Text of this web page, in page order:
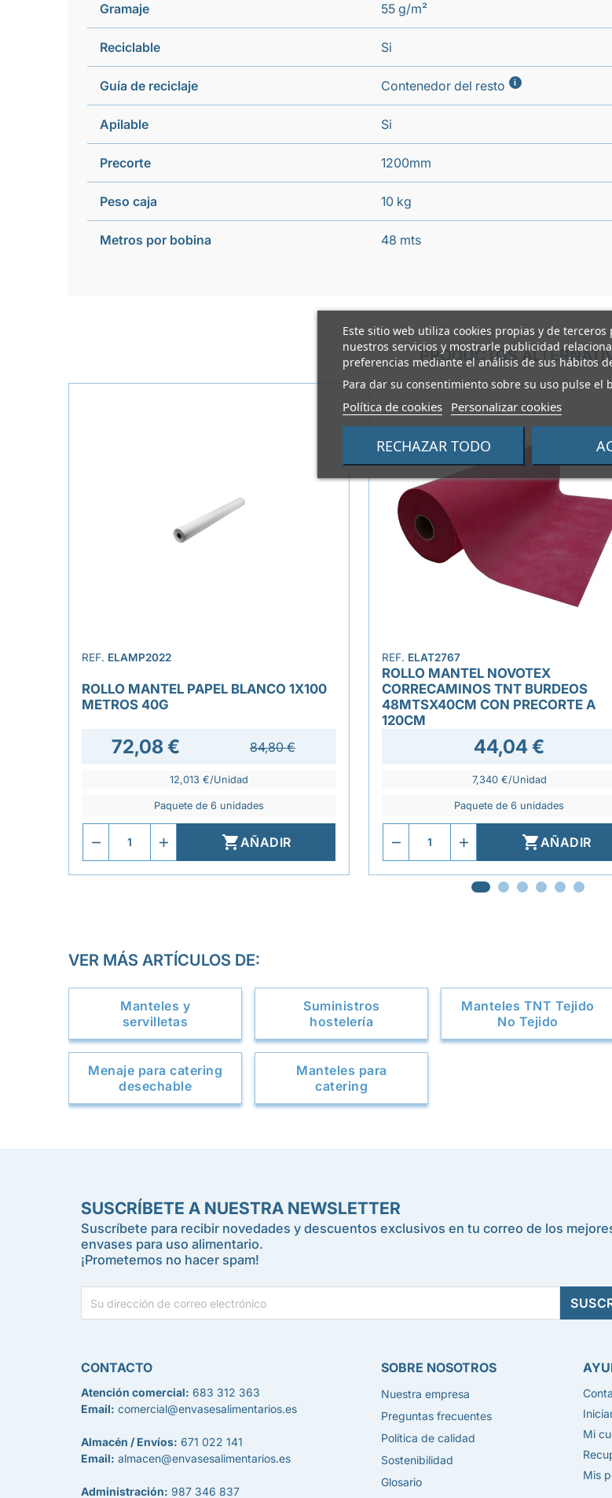
Este sitio web utiliza cookies propias y de terceros
nuestros servicios y mostrarle publicidad
preferencias mediante el análisis de sus hábitos
Para dar su consentimiento sobre su uso pulse el
Política de cookies Personalizar cookies
RECHAZAR TODO
Gramaje 55 g/m²
Reciclable Si
Guía de reciclaje Contenedor del resto i
Apilable Si
Precorte 1200mm
Peso caja 10 kg
Metros por bobina 48 mts
PRODUCTOS
REF. ELAMP2022
ROLLO MANTEL PAPEL BLANCO 1X100
METROS 40G
72,08 € 84,80 €
12,013 €/Unidad
Paquete de 6 unidades
AÑADIR
REF. ELAT2767
ROLLO MANTEL NOVOTEX
CORRECAMINOS TNT BURDEOS
48MTSX40CM CON PRECORTE A
120CM
44,04 €
7,340 €/Unidad
Paquete de 6 unidades
AÑADIR
VER MÁS ARTÍCULOS DE:
Manteles y
servilletas
Suministros
hostelería
Manteles TNT Tejido
No Tejido
Menaje para catering
desechable
Manteles para
catering
SUSCRÍBETE A NUESTRA NEWSLETTER
Suscríbete para recibir novedades y descuentos exclusivos en tu correo de los
envases para uso alimentario.
¡Prometemos no hacer spam!
CONTACTO
Atención comercial: 683 312 363
Email: comercial@envasesalimentarios.es
Almacén / Envíos: 671 022 141
Email: almacen@envasesalimentarios.es
Administración: 987 346 837
SOBRE NOSOTROS
Nuestra empresa
Preguntas frecuentes
Política de calidad
Sostenibilidad
Glosario
Mi
Mis